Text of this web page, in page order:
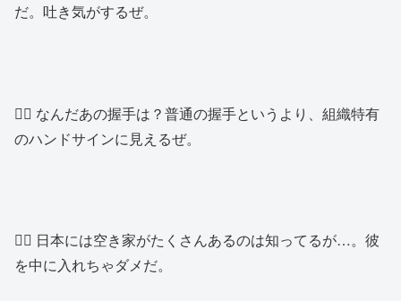
だ。吐き気がするぜ。
👱‍♂️ なんだあの握手は？普通の握手というより、組織特有
のハンドサインに見えるぜ。
👱‍♂️ 日本には空き家がたくさんあるのは知ってるが…。彼
を中に入れちゃダメだ。